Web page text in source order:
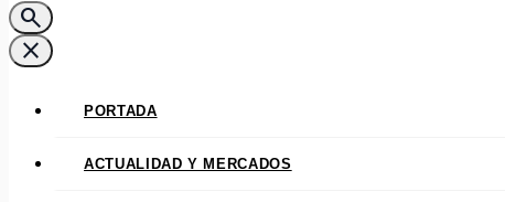
search
close
PORTADA
ACTUALIDAD Y MERCADOS